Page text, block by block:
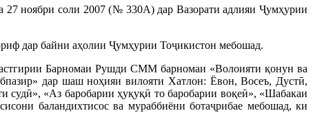
ноябри соли 2007 (№ 330А) дар Вазорати адлияи Ҷумҳурии
дар байни аҳолии Ҷумҳурии Тоҷикистон мебошад.
Барномаи Рушди СММ барномаи «Волоияти қонун ва
дар шаш ноҳияи вилояти Хатлон: Ёвон, Восеъ, Дустӣ,
судӣ», «Аз баробарии ҳуқуқӣ то баробарии воқеӣ», «Шабакаи
баландихтисос ва мураббиёни ботаҷрибае мебошад, ки